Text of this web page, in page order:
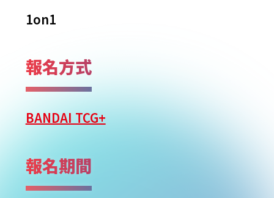
1on1
報名方式
BANDAI TCG+
報名期間